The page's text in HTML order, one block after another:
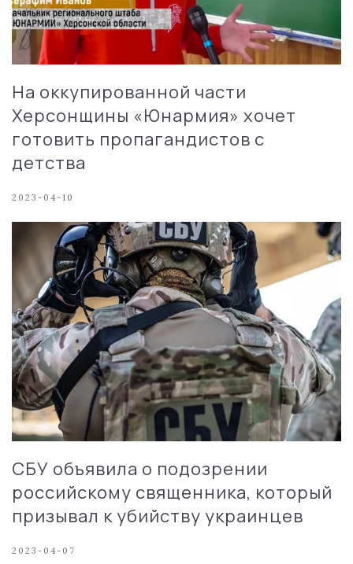
На оккупированной части
Херсонщины «Юнармия» хочет
готовить пропагандистов с
детства
2023-04-10
СБУ объявила о подозрении
российскому священника, который
призывал к убийству украинцев
2023-04-07